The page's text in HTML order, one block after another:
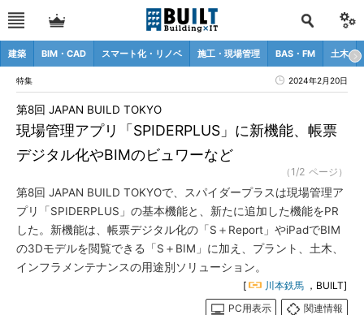
建築 BIM・CAD スマート化・リノベ 施工・現場管理 BAS・FM 土木
特集 2024年2月20日
現場管理アプリ「SPIDERPLUS」に新機能、帳票
デジタル化やBIMのビュワーなど
第8回 JAPAN BUILD TOKYO
（1/2 ページ）
第8回 JAPAN BUILD TOKYOで、スパイダープラスは現場管理ア
プリ「SPIDERPLUS」の基本機能と、新たに追加した機能をPR
した。新機能は、帳票デジタル化の「S＋Report」やiPadでBIM
の3Dモデルを閲覧できる「S＋BIM」に加え、プラント、土木、
インフラメンテナンスの用途別ソリューション。
[ 川本鉄馬 ，BUILT]
PC用表示
関連情報